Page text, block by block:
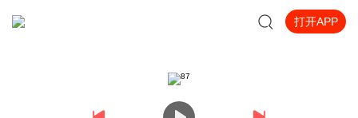
打开APP